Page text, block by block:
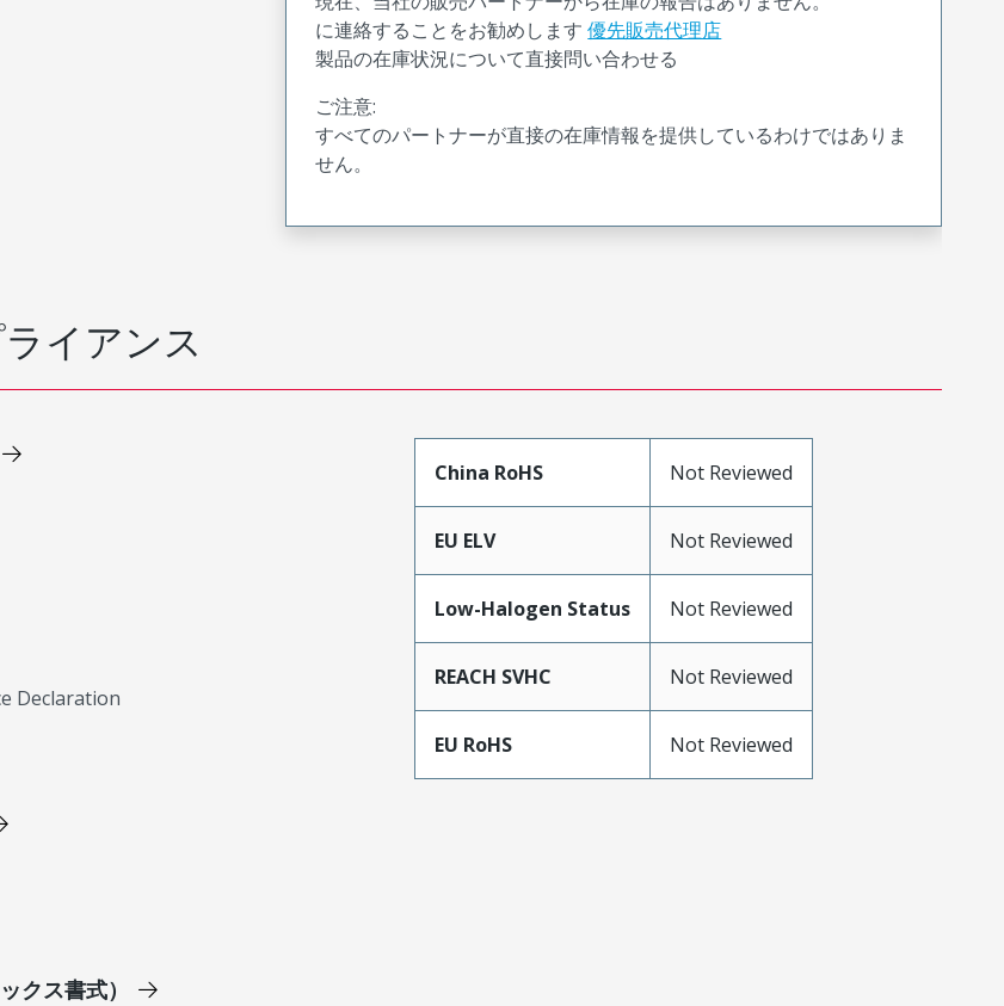
に連絡することをお勧めします 優先販売代理店
製品の在庫状況について直接問い合わせる
ご注意:
すべてのパートナーが直接の在庫情報を提供しているわけではありま
せん。
イアンス
Declaration
クス書式）
China RoHS Not Reviewed
EU ELV Not Reviewed
Low-Halogen Status Not Reviewed
REACH SVHC Not Reviewed
EU RoHS Not Reviewed